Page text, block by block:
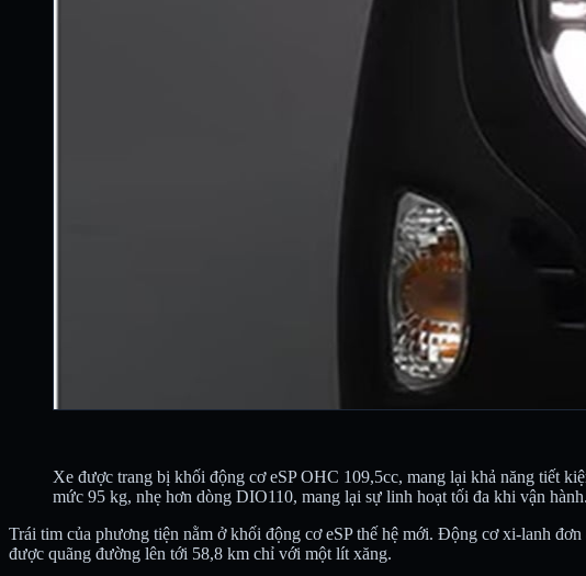
Xe được trang bị khối động cơ eSP OHC 109,5cc, mang lại khả năng tiết
mức 95 kg, nhẹ hơn dòng DIO110, mang lại sự linh hoạt tối đa khi vận hành.
Trái tim của phương tiện nằm ở khối động cơ eSP thế hệ mới. Động cơ xi-lanh
được quãng đường lên tới 58,8 km chỉ với một lít xăng.